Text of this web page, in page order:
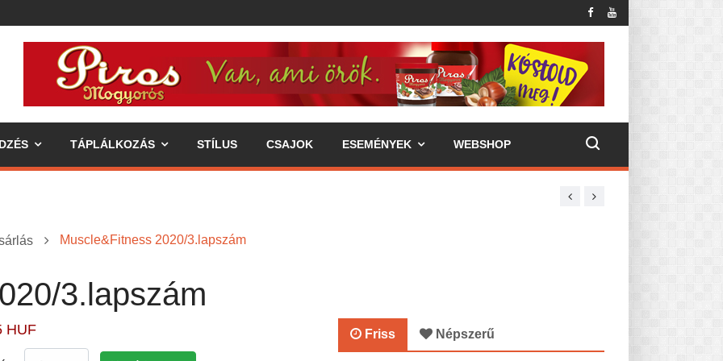
TÁPLÁLKOZÁS STÍLUS CSAJOK ESEMÉNYEK WEBSHOP
a váll
annak fogyasztásával járó előnyök
Muscle&Fitness 2020/3.lapszám
3.lapszám
HUF Friss Népszerű